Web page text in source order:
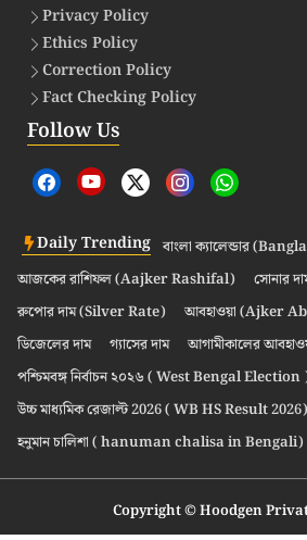
Privacy Policy
Ethics Policy
Correction Policy
Fact Checking Policy
Follow Us
Daily Trending বাংলা ক্যালেন্ডার
আজকের রাশিফল (Aajker Rashifal)
সোনার
রুপোর দাম (Silver Rate)
আবহাওয়া (Ajker
ডিজেলের দাম
গ্যাসের দাম
আগামীকালের
পশ্চিমবঙ্গ নির্বাচন ২০২৬ ( West Bengal Election
উচ্চ মাধ্যমিক রেজাল্ট 2026 ( WB HS Result 2026)
হনুমান চালিশা ( hanuman chalisa in Bengali)
Copyright © Hoodgen